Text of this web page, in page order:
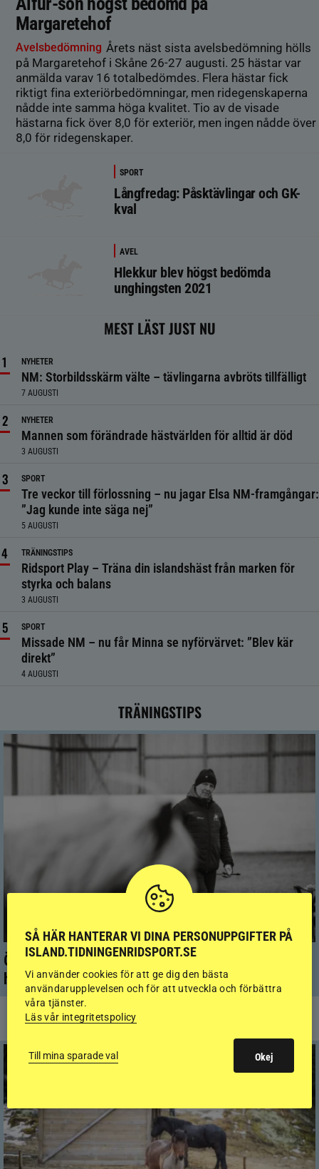
Margaretehof
Avelsbedömning Årets näst sista avelsbedömning hölls
på Margaretehof i Skåne 26-27 augusti. 25 hästar var
anmälda varav 16 totalbedömdes. Flera hästar fick
riktigt fina exteriörbedömningar, men ridegenskaperna
nådde inte samma höga kvalitet. Tio av de visade
hästarna fick över 8,0 för exteriör, men ingen nådde över
8,0 för ridegenskaper.
SPORT
Långfredag: Påsktävlingar och GK-
kval
AVEL
Hlekkur blev högst bedömda
unghingsten 2021
MEST LÄST JUST NU
NYHETER
NM: Storbildsskärm välte – tävlingarna avbröts tillfälligt
7 AUGUSTI
NYHETER
Mannen som förändrade hästvärlden för alltid är död
3 AUGUSTI
SPORT
Tre veckor till förlossning – nu jagar Elsa NM-framgångar:
”Jag kunde inte säga nej”
5 AUGUSTI
TRÄNINGSTIPS
Ridsport Play – Träna din islandshäst från marken för
styrka och balans
3 AUGUSTI
SPORT
Missade NM – nu får Minna se nyförvärvet: ”Blev kär
direkt”
4 AUGUSTI
TRÄNINGSTIPS
Överlinjen – grunden för en stark och hållbar
häst
HÄSTHÄLSA
SÅ HÄR HANTERAR VI DINA PERSONUPPGIFTER PÅ
ISLAND.TIDNINGENRIDSPORT.SE
Vi använder cookies för att ge dig den bästa
användarupplevelsen och för att utveckla och förbättra
våra tjänster.
Läs vår integritetspolicy
Till mina sparade val Okej